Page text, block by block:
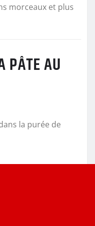
morceaux et plus
PÂTE AU
la purée de